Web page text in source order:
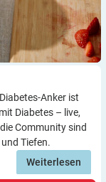
Anker ist
Diabetes – live,
Community sind
Tiefen.
Weiterlesen